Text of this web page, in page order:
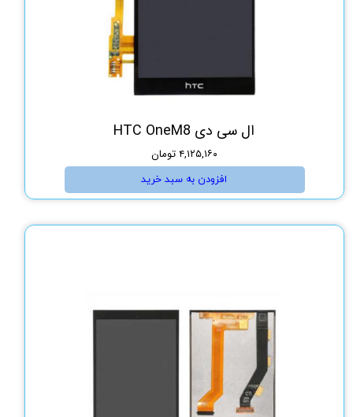
ال سی دی HTC OneM8
۴,۱۲۵,۱۶۰ تومان
افزودن به سبد خرید